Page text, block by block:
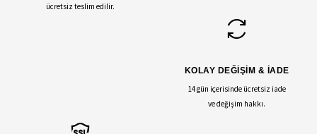
ücretsiz teslim edilir.
KOLAY DEĞİŞİM & İADE
14 gün içerisinde ücretsiz iade
ve değişim hakkı.